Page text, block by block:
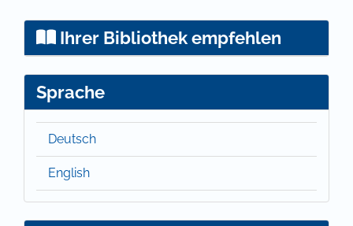
Ihrer Bibliothek empfehlen
Sprache
Deutsch
English